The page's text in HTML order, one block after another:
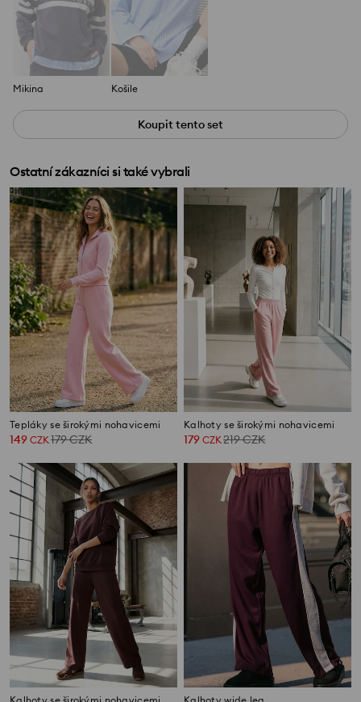
Mikina Košile
Koupit tento set
Ostatní zákazníci si také vybrali
Tepláky se širokými nohavicemi
149 CZK179CZK
Kalhoty se širokými nohavicemi
179 CZK219CZK